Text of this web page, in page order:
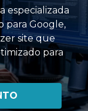
especializada
para Google,
site que
para